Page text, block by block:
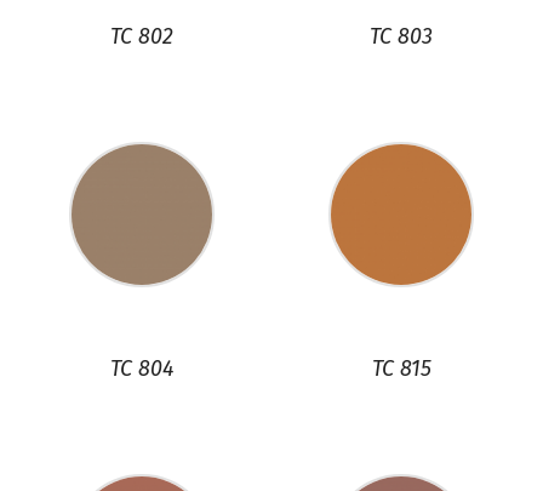
TC 802 TC 803
TC 804 TC 815